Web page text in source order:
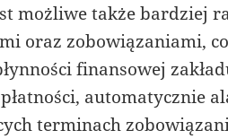
możliwe także bardziej
oraz zobowiązaniami,
finansowej
automatycznie
terminach